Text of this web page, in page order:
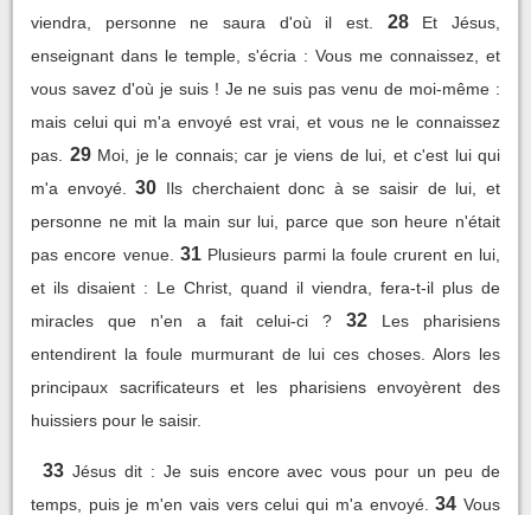
viendra, personne ne saura d'où il est.
28
Et Jésus,
enseignant dans le temple, s'écria : Vous me connaissez, et
vous savez d'où je suis ! Je ne suis pas venu de moi-même :
mais celui qui m'a envoyé est vrai, et vous ne le connaissez
pas.
29 Moi, je le connais; car je viens de lui, et c'est lui qui
m'a envoyé.
30 Ils cherchaient donc à se saisir de lui, et
personne ne mit la main sur lui, parce que son heure n'était
pas encore venue. 31 Plusieurs parmi la foule crurent en lui,
et ils disaient : Le Christ, quand il viendra, fera-t-il plus de
miracles que n'en a fait celui-ci ?
32
Les pharisiens
entendirent la foule murmurant de lui ces choses. Alors les
principaux sacrificateurs et les pharisiens envoyèrent des
huissiers pour le saisir.
33 Jésus dit : Je suis encore avec vous pour un peu de
temps, puis je m'en vais vers celui qui m'a envoyé. 34 Vous